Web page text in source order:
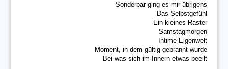
Sonderbar ging es mir übrigens
Das Selbstgefühl
Ein kleines Raster
Samstagmorgen
Intime Eigenwelt
Moment, in dem gültig gebrannt wurde
Bei was sich im Innern etwas beeilt